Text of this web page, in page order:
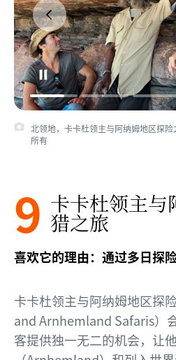
北领地，卡卡杜领主与阿纳姆地区探
所有
9 卡卡杜领主与
猎之旅
喜欢它的理由：通过多日探
卡卡杜领主与阿纳姆地区探
and Arnhemland Safaris）
客提供独一无二的机会，让